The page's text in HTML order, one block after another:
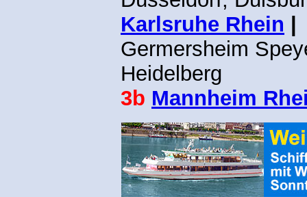
Karlsruhe Rhein
Germersheim
Heidelberg
3b Mannheim